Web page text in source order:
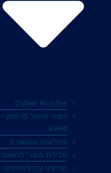
Cyber Hunter
ניטור וניהול מרחוק –
RMM
פתרונות תקשורת
מכירת מוצרי מחשוב
שירותי ענן לעסקים